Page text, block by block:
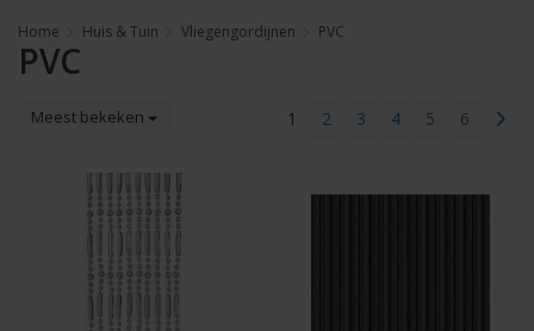
Home Huis & Tuin Vliegengordijnen PVC
PVC
Meest bekeken 1 2 3 4 5 6